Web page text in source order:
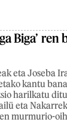
Biga’
eta Joseba
kantu
harilkatu
eta
murmurio-